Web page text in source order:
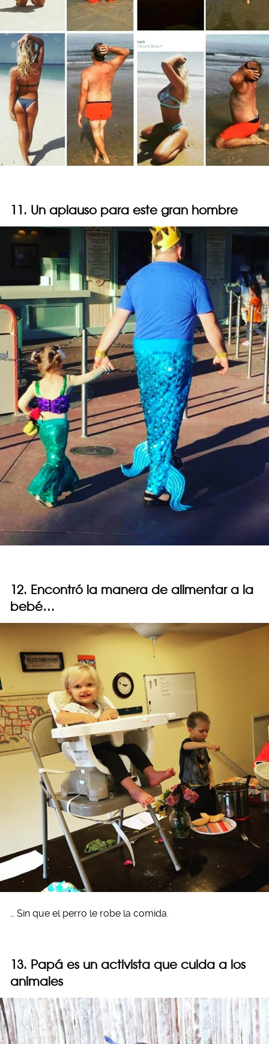
11. Un aplauso para este gran hombre
12. Encontró la manera de alimentar a la
bebé…
… Sin que el perro le robe la comida.
13. Papá es un activista que cuida a los
animales